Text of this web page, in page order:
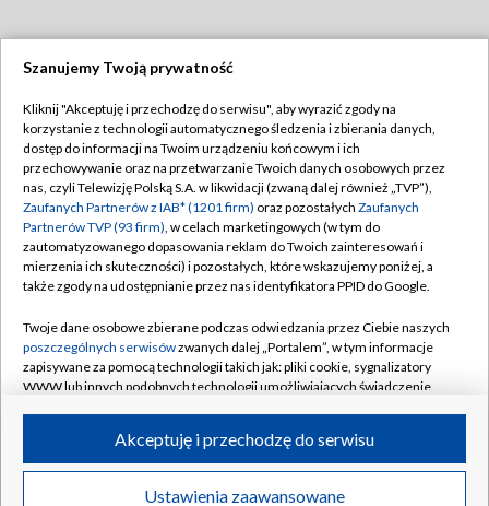
TVP
Abonament TVP
Emisja w TVP
Centrum informacji TVP
Naziemna Telewizja Cyfrowa
Rada Programowa
System NOS
Informacje o nadawcy
Program dla prasy
Regulamin TVP
Polityka prywatności
Moje zgody
Pomoc
Kontakt
Kanały
©2026 Telewizja Polska S.A. w likwidacji
Szanujemy Twoją prywatność
Kliknij "Akceptuję i przechodzę do serwisu", aby wyrazić zgody na
korzystanie z technologii automatycznego śledzenia i zbierania danych,
dostęp do informacji na Twoim urządzeniu końcowym i ich
przechowywanie oraz na przetwarzanie Twoich danych osobowych przez
nas, czyli Telewizję Polską S.A. w likwidacji (zwaną dalej również „TVP”),
Zaufanych Partnerów z IAB* (1201 firm) oraz pozostałych Zaufanych
Partnerów TVP (93 firm), w celach marketingowych (w tym do
zautomatyzowanego dopasowania reklam do Twoich zainteresowań i
mierzenia ich skuteczności) i pozostałych, które wskazujemy poniżej, a
także zgody na udostępnianie przez nas identyfikatora PPID do Google.
Twoje dane osobowe zbierane podczas odwiedzania przez Ciebie naszych
poszczególnych serwisówzwanych dalej „Portalem”, w tym informacje
zapisywane za pomocą technologii takich jak: pliki cookie, sygnalizatory
WWW lub innych podobnych technologii umożliwiających świadczenie
ruchu w Internecie.
Twoje dane osobowe zbierane podczas odwiedzania przez Ciebie
Ustawienia zaawansowane
Akceptuję i przechodzę do serwisu